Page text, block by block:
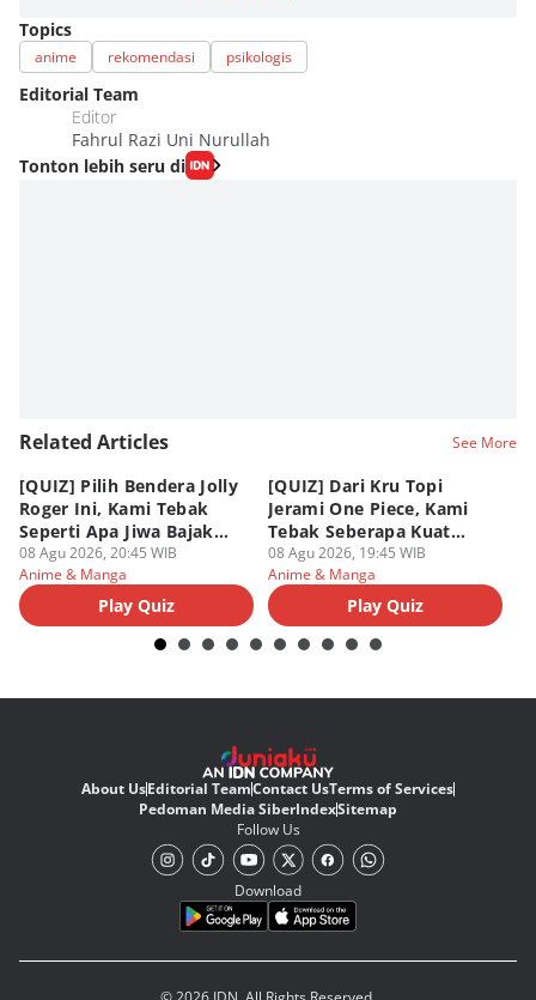
Topics
anime rekomendasi psikologis
Editorial Team
Editor
Fahrul Razi Uni Nurullah
Tonton lebih seru di
Related Articles See More
[QUIZ] Pilih Bendera Jolly
Roger Ini, Kami Tebak
Seperti Apa Jiwa Bajak
Laut Dalam Dirimu
08 Agu 2026, 20:45 WIB
Anime & Manga
Play Quiz
[QUIZ] Dari Kru Topi
Jerami One Piece, Kami
Tebak Seberapa Kuat
Mentalmu
08 Agu 2026, 19:45 WIB
Anime & Manga
Play Quiz
About UsEditorial TeamContact UsTerms of Services
Pedoman Media SiberIndexSitemap
Follow Us
Download